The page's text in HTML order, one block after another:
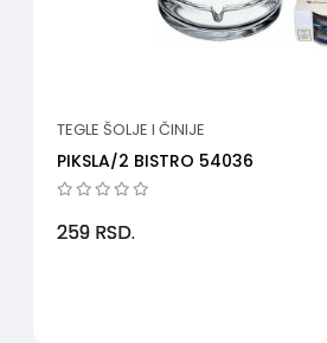
TEGLE ŠOLJE I ČINIJE
PIKSLA/2 BISTRO 54036
259 RSD.